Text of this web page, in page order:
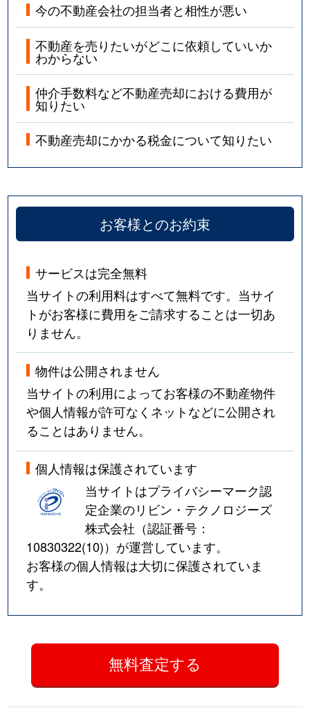
今の不動産会社の担当者と相性が悪い
不動産を売りたいがどこに依頼していいか
わからない
仲介手数料など不動産売却における費用が
知りたい
不動産売却にかかる税金について知りたい
お客様とのお約束
サービスは完全無料
当サイトの利用料はすべて無料です。当サイ
トがお客様に費用をご請求することは一切あ
りません。
物件は公開されません
当サイトの利用によってお客様の不動産物件
や個人情報が許可なくネットなどに公開され
ることはありません。
個人情報は保護されています
当サイトはプライバシーマーク認
定企業のリビン・テクノロジーズ
株式会社（認証番号：
10830322(10)）が運営しています。
お客様の個人情報は大切に保護されていま
す。